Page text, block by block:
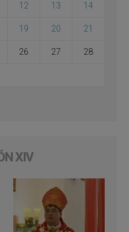
12 13 14
19 20 21
26 27 28
XIV